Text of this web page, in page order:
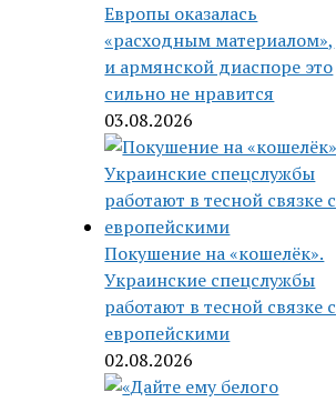
Европы оказалась
«расходным материалом»,
и армянской диаспоре это
сильно не нравится
03.08.2026
Покушение на «кошелёк».
Украинские спецслужбы
работают в тесной связке с
европейскими
02.08.2026